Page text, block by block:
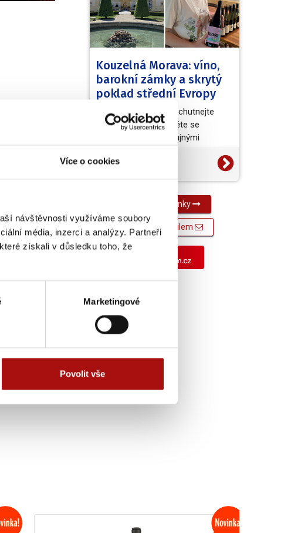
Více o cookies
návštěvnosti využíváme soubory
média, inzerci a analýzy. Partneři
získali v důsledku toho, že
Marketingové
Povolit vše
Kouzelná Morava: víno,
barokní zámky a skrytý
poklad střední Evropy
Užijte si skvělá vína, ochutnejte
vynikající jídlo a projděte se
barokními zámky s bujnými
14. 7. 2026
Všechny novinky
Novinky e-mailem